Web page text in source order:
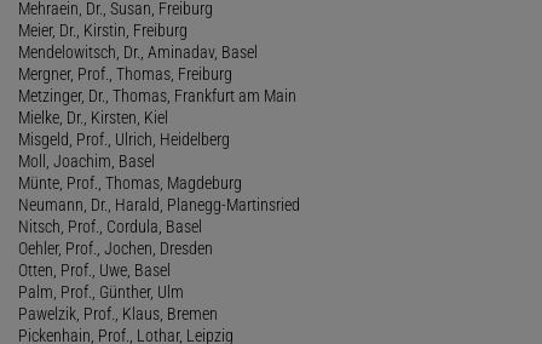
Mehraein, Dr., Susan, Freiburg
Meier, Dr., Kirstin, Freiburg
Mendelowitsch, Dr., Aminadav, Basel
Mergner, Prof., Thomas, Freiburg
Metzinger, Dr., Thomas, Frankfurt am Main
Mielke, Dr., Kirsten, Kiel
Misgeld, Prof., Ulrich, Heidelberg
Moll, Joachim, Basel
Münte, Prof., Thomas, Magdeburg
Neumann, Dr., Harald, Planegg-Martinsried
Nitsch, Prof., Cordula, Basel
Oehler, Prof., Jochen, Dresden
Otten, Prof., Uwe, Basel
Palm, Prof., Günther, Ulm
Pawelzik, Prof., Klaus, Bremen
Pickenhain, Prof., Lothar, Leipzig